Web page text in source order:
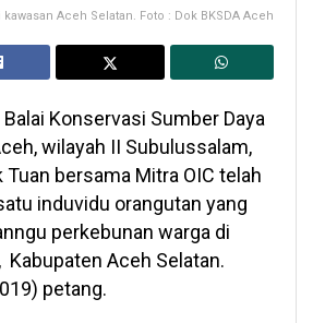
kawasan Aceh Selatan. Foto : Dok BKSDA Aceh
Balai Konservasi Sumber Daya
wilayah II Subulussalam,
Tuan bersama Mitra OIC telah
induvidu orangutan yang
perkebunan warga di
Kabupaten Aceh Selatan.
petang.